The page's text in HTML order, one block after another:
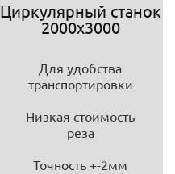
Циркулярный станок
2000х3000
Для удобства
транспортировки
Низкая стоимость
реза
Точность +-2мм